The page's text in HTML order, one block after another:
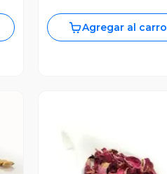
Agregar al carro